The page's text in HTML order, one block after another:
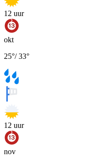
12 uur
okt
25°/33°
12 uur
nov